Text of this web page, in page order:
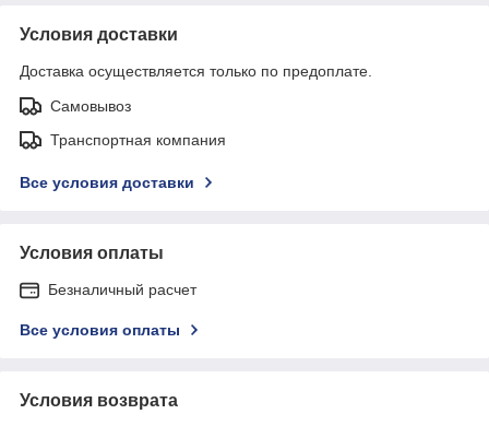
Условия доставки
Доставка осуществляется только по предоплате.
Самовывоз
Транспортная компания
Все условия доставки
Условия оплаты
Безналичный расчет
Все условия оплаты
Условия возврата